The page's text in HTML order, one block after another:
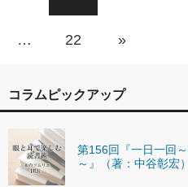
… 22 »
コラムピックアップ
第156回『一日一回
～』（著：中谷彰宏）